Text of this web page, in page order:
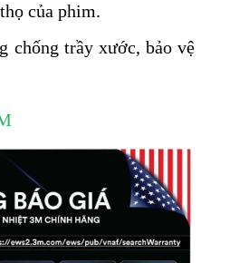
của phim.
chống trầy xước, bảo vệ